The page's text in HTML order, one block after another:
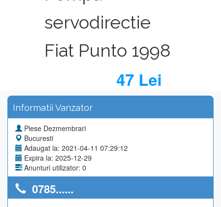
servodirectie
Fiat Punto 1998
47 Lei
Informatii Vanzator
Piese Dezmembrari
Bucuresti
Adaugat la: 2021-04-11 07:29:12
Expira la: 2025-12-29
Anunturi utilizator: 0
0785......